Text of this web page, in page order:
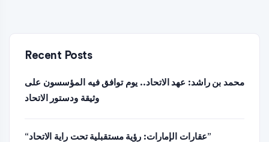
Recent Posts
محمد بن راشد: عهد الاتحاد.. يوم توافق فيه المؤسسون على
وثيقة ودستور الاتحاد
“عقارات الإمارات: رؤية مستقبلية تحت راية الاتحاد”